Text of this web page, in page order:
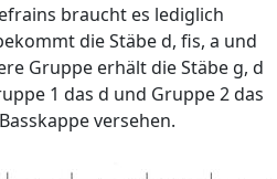
braucht es lediglich
die Stäbe d, fis, a und
Gruppe erhält die Stäbe g, d
1 das d und Gruppe 2 das
versehen.